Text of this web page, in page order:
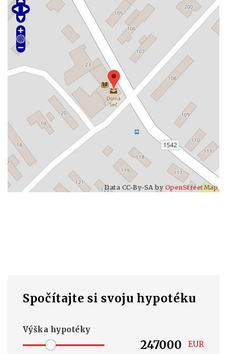
Data CC-By-SA by OpenStreetMap
Spočítajte si svoju hypotéku
Výška hypotéky
EUR